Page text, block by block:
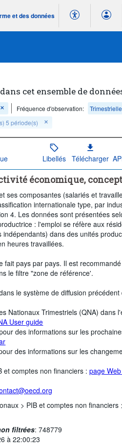
et des données
cet ensemble de
Fréquence d'observation:
Trimestrielle
5 période(s)
Libellés Télécharger
économique,
ses composantes (salariés et
internationale type, par
4. Les données sont présentées
: l'emploi se réfère aux
dans des unités
heures travaillées.
fait pays par pays. Il est
le filtre "zone de référence'.
le système de diffusion
Nationaux Trimestriels (QNA) dans
User guide
des informations sur les
des informations sur les
et comptes non financiers :page
> PIB et comptes non financiers
filtrées:748779
à 22:00:23